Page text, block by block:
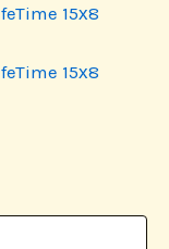
15х8
15х8